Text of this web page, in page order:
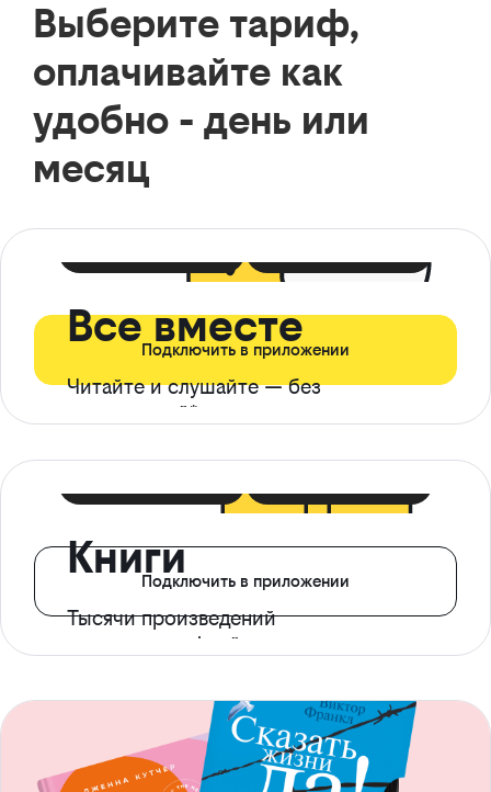
Выберите тариф,
оплачивайте как
удобно - день или
месяц
Все вместе
Читайте и слушайте — без
ограничений*
Подключить в приложении
Книги
Тысячи произведений
с доступом офлайн
Подключить в приложении